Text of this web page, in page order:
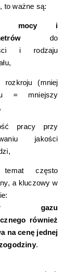
to ważne są:
mocy i
do
i rodzaju
rozkroju (mniej
= mniejszy
pracy przy
jakości
często
a kluczowy w
gazu
również
na cenę jednej
.